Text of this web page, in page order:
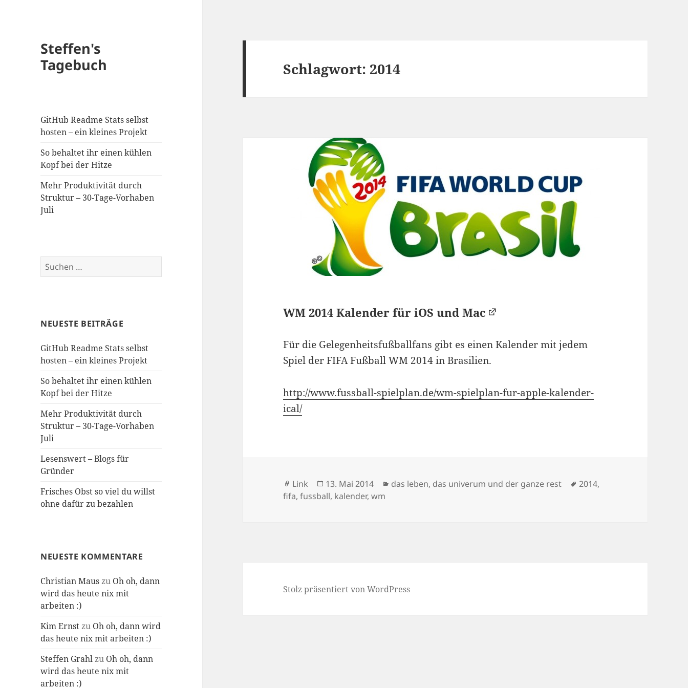
Steffen's
Tagebuch
GitHub Readme Stats selbst
hosten – ein kleines Projekt
So behaltet ihr einen kühlen
Kopf bei der Hitze
Mehr Produktivität durch
Struktur – 30-Tage-Vorhaben
Juli
Suchen
nach:
NEUESTE BEITRÄGE
GitHub Readme Stats selbst
hosten – ein kleines Projekt
So behaltet ihr einen kühlen
Kopf bei der Hitze
Mehr Produktivität durch
Struktur – 30-Tage-Vorhaben
Juli
Lesenswert – Blogs für
Gründer
Frisches Obst so viel du willst
ohne dafür zu bezahlen
NEUESTE KOMMENTARE
Christian Mauszu Oh oh, dann
wird das heute nix mit
arbeiten :)
Kim Ernstzu Oh oh, dann wird
das heute nix mit arbeiten :)
Steffen Grahlzu Oh oh, dann
wird das heute nix mit
arbeiten :)
Schlagwort: 2014
WM 2014 Kalender für iOS und Mac
Für die Gelegenheitsfußballfans gibt es einen Kalender mit jedem
Spiel der FIFA Fußball WM 2014 in Brasilien.
http://www.fussball-spielplan.de/wm-spielplan-fur-apple-kalender-
ical/
Format
Link
Veröffentlicht
am
13. Mai 2014 Kategorien
das leben, das univerum und der ganze rest Schlagwörter
2014,
fifa,fussball, kalender,wm
Stolz präsentiert von WordPress